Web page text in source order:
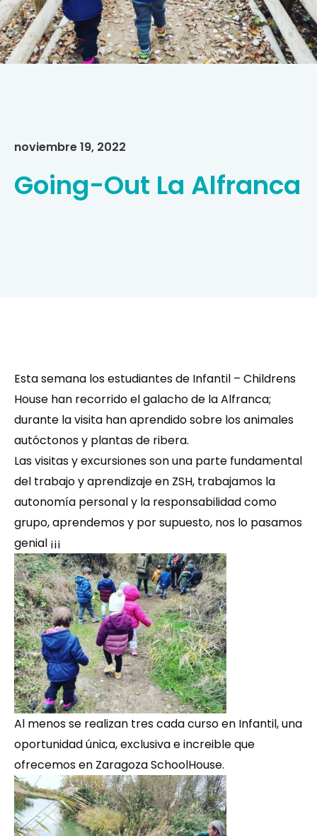
noviembre 19, 2022
Going-Out La Alfranca
Esta semana los estudiantes de Infantil – Childrens
House han recorrido el galacho de la Alfranca;
durante la visita han aprendido sobre los animales
autóctonos y plantas de ribera.
Las visitas y excursiones son una parte fundamental
del trabajo y aprendizaje en ZSH, trabajamos la
autonomía personal y la responsabilidad como
grupo, aprendemos y por supuesto, nos lo pasamos
genial ¡¡¡
Al menos se realizan tres cada curso en Infantil, una
oportunidad única, exclusiva e increible que
ofrecemos en Zaragoza SchoolHouse.